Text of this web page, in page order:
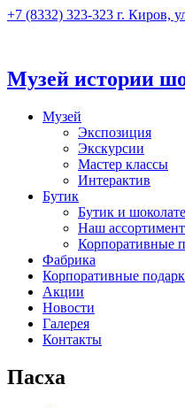
+7 (8332) 323-323 г. Киров,
Музей истории
Музей
Экспозиция
Экскурсии
Мастер классы
Интерактив
Бутик
Бутик и
Наш ассортимент
Корпоративные
Фабрика
Корпоративные
Акции
Новости
Галерея
Контакты
Пасха